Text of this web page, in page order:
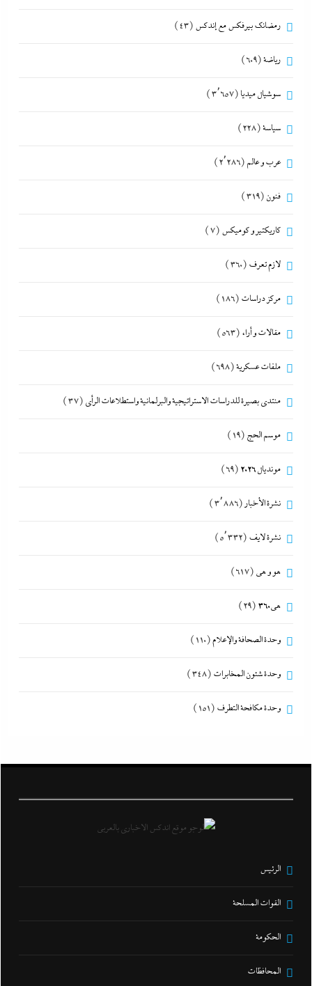
رمضانك بيرفكس مع إندكس (43)
رياضة(609)
سوشيال ميديا (3٬657)
سياسة(228)
عرب و عالم (2٬286)
فنون (319)
كاريكتير و كوميكس (7)
لازم تعرف (360)
مركز دراسات (186)
مقالات و أراء (563)
ملفات عسكرية(698)
منتدى بصيرة للدراسات الاستراتيجية والبرلمانية واستطلاعات الرأى (37)
موسم الحج (19)
مونديال 2026 (69)
نشرة الأخبار (3٬886)
نشرة لايف (5٬332)
هو و هي (617)
هى360 (29)
وحدة الصحافة والإعلام(110)
وحدة شئون المخابرات (348)
وحدة مكافحة التطرف (151)
الرئيس
القوات المسلحة
الحكومة
المحافظات